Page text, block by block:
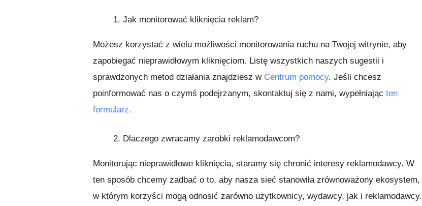
1. Jak monitorować kliknięcia reklam?
Możesz korzystać z wielu możliwości monitorowania ruchu na Twojej witrynie, aby
zapobiegać nieprawidłowym kliknięciom. Listę wszystkich naszych sugestii i
sprawdzonych metod działania znajdziesz w Centrum pomocy. Jeśli chcesz
poinformować nas o czymś podejrzanym, skontaktuj się z nami, wypełniając ten
formularz.
2. Dlaczego zwracamy zarobki reklamodawcom?
Monitorując nieprawidłowe kliknięcia, staramy się chronić interesy reklamodawcy. W
ten sposób chcemy zadbać o to, aby nasza sieć stanowiła zrównoważony ekosystem,
w którym korzyści mogą odnosić zarówno użytkownicy, wydawcy, jak i reklamodawcy.